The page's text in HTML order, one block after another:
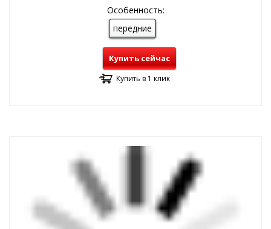
Особенность:
передние
Купить сейчас
Купить в 1 клик